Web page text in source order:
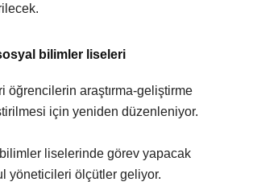
bilimler liseleri
öğrencilerin araştırma-geliştirme
için yeniden düzenleniyor.
liselerinde görev yapacak
yöneticileri ölçütler geliyor.